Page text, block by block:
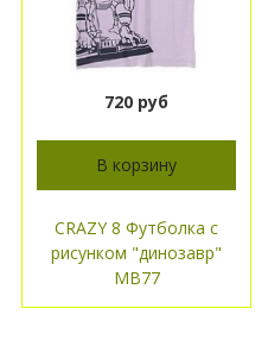
720 руб
В корзину
CRAZY 8 Футболка с
рисунком "динозавр"
МВ77